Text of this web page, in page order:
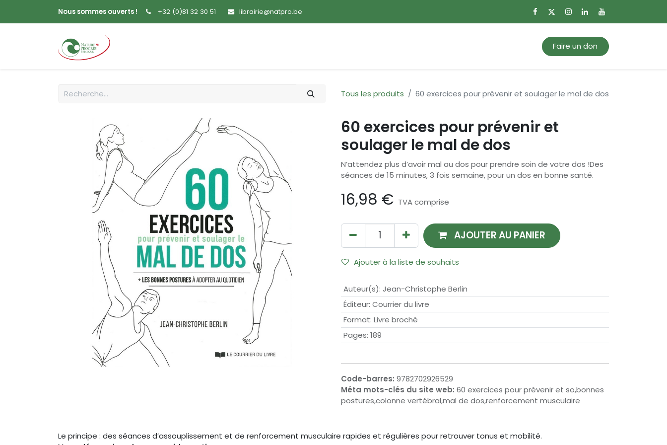
Nous sommes ouverts ! +32 (0)81 32 30 51 librairie@natpro.be
Faire un don
Tous les produits 60 exercices pour prévenir et soulager le mal de dos
60 exercices pour prévenir et
soulager le mal de dos
N’attendez plus d’avoir mal au dos pour prendre soin de votre dos !Des
séances de 15 minutes, 3 fois semaine, pour un dos en bonne santé.
16,98 € TVA comprise
AJOUTER AU PANIER
Ajouter à la liste de souhaits
Auteur(s): Jean-Christophe Berlin
Éditeur: Courrier du livre
Format: Livre broché
Pages: 189
Code-barres: 9782702926529
Méta mots-clés du site web: 60 exercices pour prévenir et so,bonnes
postures,colonne vertébral,mal de dos,renforcement musculaire
Le principe : des séances d’assouplissement et de renforcement musculaire rapides et régulières pour retrouver tonus et mobilité.